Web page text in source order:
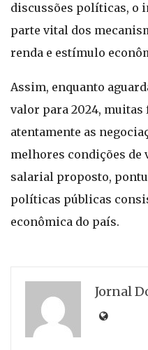
discussões políticas, o
parte vital dos
renda e estímulo
Assim, enquanto
valor para 2024,
atentamente as
melhores condições de
salarial proposto,
políticas públicas
econômica do país.
Jornal